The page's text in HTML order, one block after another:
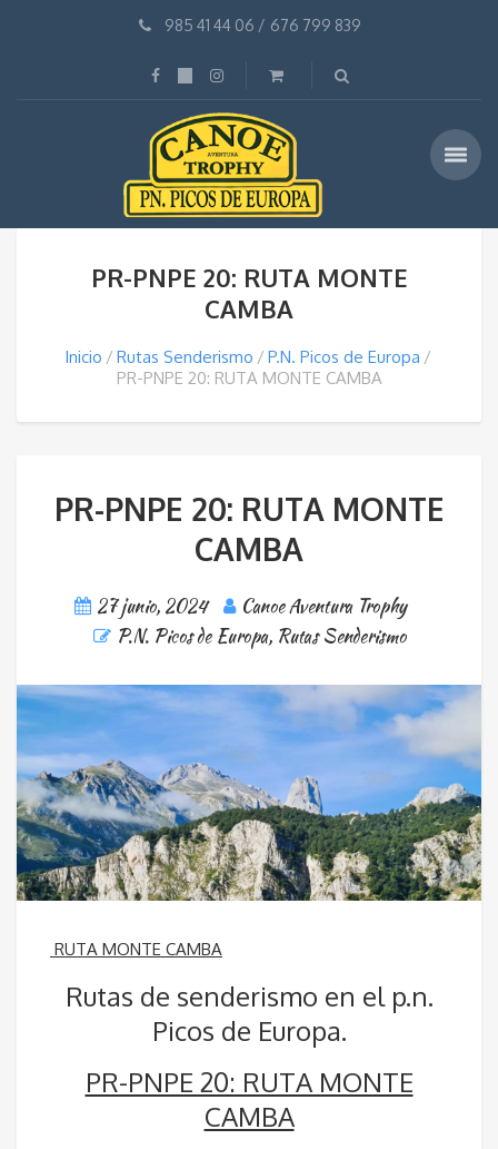
985 41 44 06 / 676 799 839
PR-PNPE 20: RUTA MONTE
CAMBA
Inicio Rutas Senderismo
P.N. Picos de Europa
PR-PNPE 20: RUTA MONTE CAMBA
PR-PNPE 20: RUTA MONTE
CAMBA
27 junio, 2024
Canoe Aventura Trophy
P.N. Picos de Europa, Rutas Senderismo
RUTA MONTE CAMBA
Rutas de senderismo en el p.n.
Picos de Europa.
PR-PNPE 20: RUTA MONTE
CAMBA